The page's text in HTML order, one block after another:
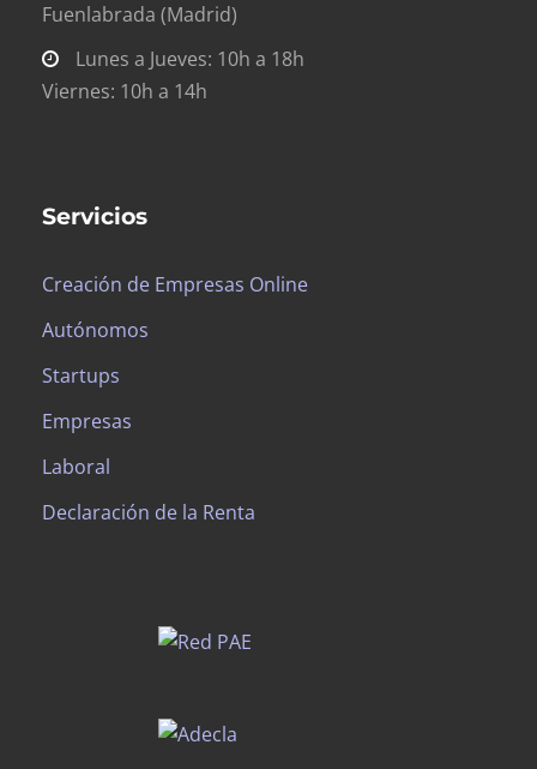
Fuenlabrada (Madrid)
Lunes a Jueves: 10h a 18h
Viernes: 10h a 14h
Servicios
Creación de Empresas Online
Autónomos
Startups
Empresas
Laboral
Declaración de la Renta